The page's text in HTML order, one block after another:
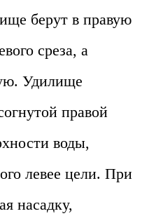
берут в правую
среза, а
Удилище
правой
воды,
левее цели. При
насадку,